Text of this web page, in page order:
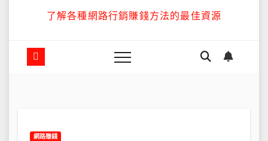
了解各種網路行銷賺錢方法的最佳資源
網路賺錢